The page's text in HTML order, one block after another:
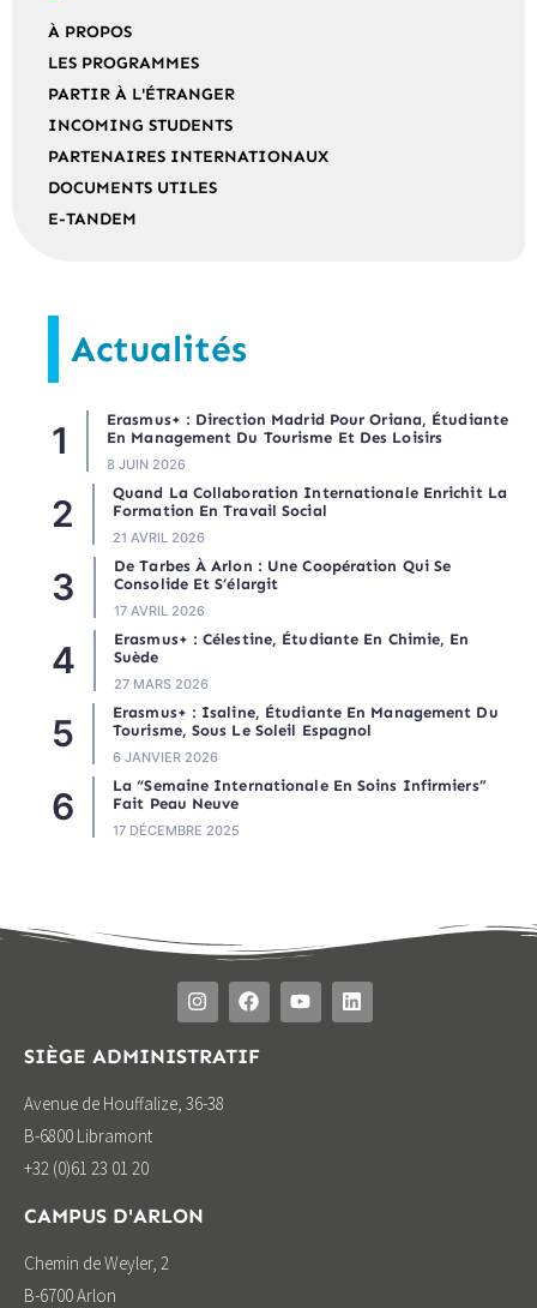
À PROPOS
LES PROGRAMMES
PARTIR À L'ÉTRANGER
INCOMING STUDENTS
PARTENAIRES INTERNATIONAUX
DOCUMENTS UTILES
E-TANDEM
Actualités
Erasmus+ : Direction Madrid Pour Oriana, Étudiante
En Management Du Tourisme Et Des Loisirs
8 JUIN 2026
Quand La Collaboration Internationale Enrichit La
Formation En Travail Social
21 AVRIL 2026
De Tarbes À Arlon : Une Coopération Qui Se
Consolide Et S’élargit
17 AVRIL 2026
Erasmus+ : Célestine, Étudiante En Chimie, En
Suède
27 MARS 2026
Erasmus+ : Isaline, Étudiante En Management Du
Tourisme, Sous Le Soleil Espagnol
6 JANVIER 2026
La “semaine Internationale En Soins Infirmiers”
Fait Peau Neuve
17 DÉCEMBRE 2025
SIÈGE ADMINISTRATIF
Avenue de Houffalize, 36-38
B-6800 Libramont
+32 (0)61 23 01 20
CAMPUS D'ARLON
Chemin de Weyler, 2
B-6700 Arlon